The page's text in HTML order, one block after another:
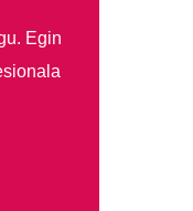
Egin